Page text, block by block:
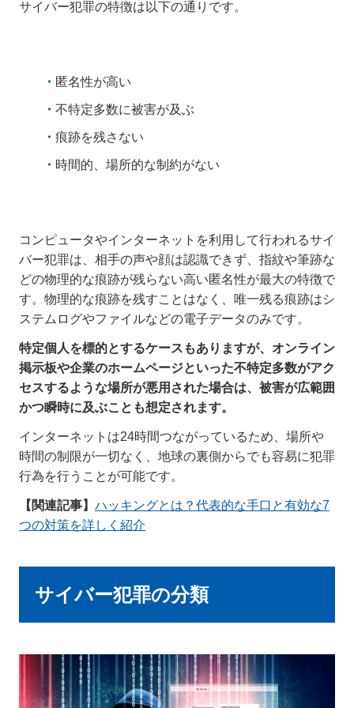
サイバー犯罪の特徴は以下の通りです。
匿名性が高い
不特定多数に被害が及ぶ
痕跡を残さない
時間的、場所的な制約がない
コンピュータやインターネットを利用して行われるサイ
バー犯罪は、相手の声や顔は認識できず、指紋や筆跡な
どの物理的な痕跡が残らない高い匿名性が最大の特徴で
す。物理的な痕跡を残すことはなく、唯一残る痕跡はシ
ステムログやファイルなどの電子データのみです。
特定個人を標的とするケースもありますが、オンライン
掲示板や企業のホームページといった不特定多数がアク
セスするような場所が悪用された場合は、被害が広範囲
かつ瞬時に及ぶことも想定されます。
インターネットは24時間つながっているため、場所や
時間の制限が一切なく、地球の裏側からでも容易に犯罪
行為を行うことが可能です。
【関連記事】 ハッキングとは？代表的な手口と有効な7
つの対策を詳しく紹介
サイバー犯罪の分類